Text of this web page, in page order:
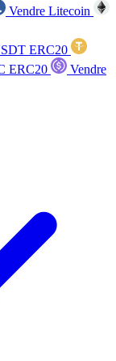
Vendre Litecoin
ERC20
ERC20
Vendre